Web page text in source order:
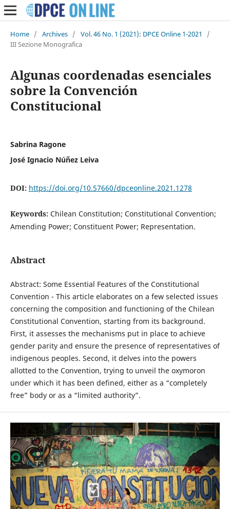
Home / Archives / Vol. 46 No. 1 (2021): DPCE Online 1-2021
/
III Sezione Monografica
Algunas coordenadas esenciales
sobre la Convención
Constitucional
Sabrina Ragone
José Ignacio Núñez Leiva
DOI: https://doi.org/10.57660/dpceonline.2021.1278
Keywords: Chilean Constitution; Constitutional Convention;
Amending Power; Constituent Power; Representation.
Abstract
Abstract: Some Essential Features of the Constitutional
Convention - This article elaborates on a few selected issues
concerning the composition and functioning of the Chilean
Constitutional Convention, starting from its background.
First, it assesses the mechanisms put in place to achieve
gender parity and ensure the presence of representatives of
indigenous peoples. Second, it delves into the powers
allotted to the Convention, trying to unveil the oxymoron
under which it has been defined, either as a “completely
free” body or as a “limited authority”.